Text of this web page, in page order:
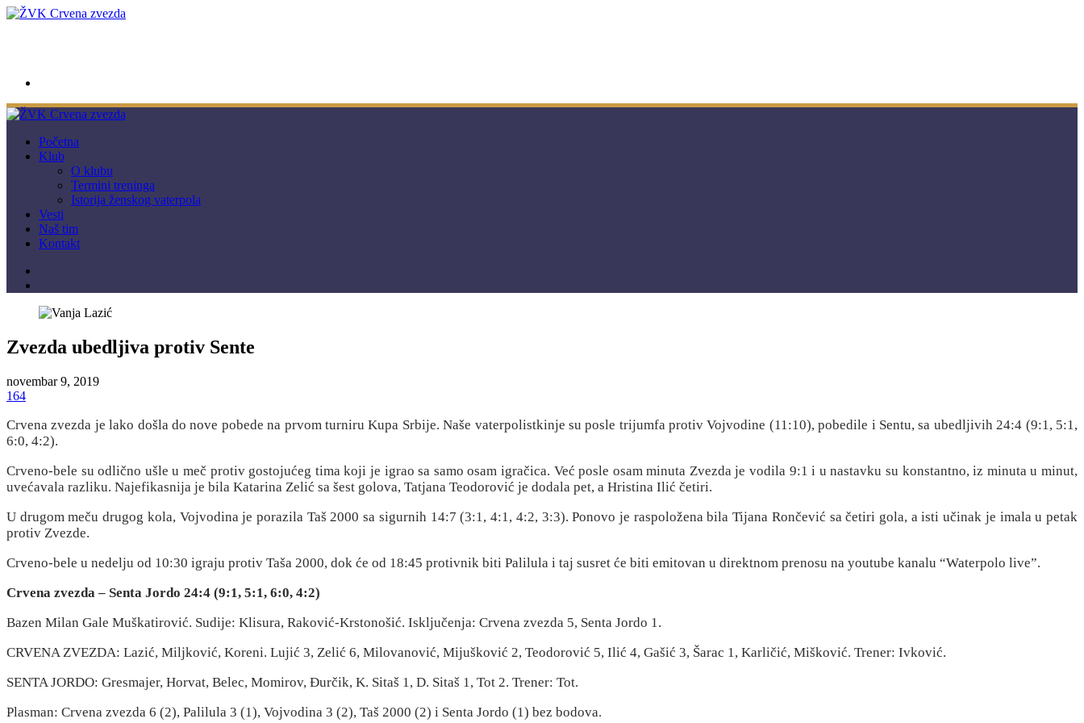
Početna
Klub
O klubu
Termini treninga
Istorija ženskog vaterpola
Vesti
Naš tim
Kontakt
Zvezda ubedljiva protiv Sente
novembar 9, 2019
164
Crvena zvezda je lako došla do nove pobede na prvom turniru Kupa Srbije. Naše vaterpolistkinje su posle trijumfa protiv Vojvodine (11:10), pobedile i Sentu, sa ubedljivih 24:4 (9:1, 5:1,
6:0, 4:2).
Crveno-bele su odlično ušle u meč protiv gostojućeg tima koji je igrao sa samo osam igračica. Već posle osam minuta Zvezda je vodila 9:1 i u nastavku su konstantno, iz minuta u minut,
uvećavala razliku. Najefikasnija je bila Katarina Zelić sa šest golova, Tatjana Teodorović je dodala pet, a Hristina Ilić četiri.
U drugom meču drugog kola, Vojvodina je porazila Taš 2000 sa sigurnih 14:7 (3:1, 4:1, 4:2, 3:3). Ponovo je raspoložena bila Tijana Rončević sa četiri gola, a isti učinak je imala u petak
protiv Zvezde.
Crveno-bele u nedelju od 10:30 igraju protiv Taša 2000, dok će od 18:45 protivnik biti Palilula i taj susret će biti emitovan u direktnom prenosu na youtube kanalu “Waterpolo live”.
Crvena zvezda – Senta Jordo 24:4 (9:1, 5:1, 6:0, 4:2)
Bazen Milan Gale Muškatirović. Sudije: Klisura, Raković-Krstonošić. Isključenja: Crvena zvezda 5, Senta Jordo 1.
CRVENA ZVEZDA: Lazić, Miljković, Koreni. Lujić 3, Zelić 6, Milovanović, Mijušković 2, Teodorović 5, Ilić 4, Gašić 3, Šarac 1, Karličić, Mišković. Trener: Ivković.
SENTA JORDO: Gresmajer, Horvat, Belec, Momirov, Đurčik, K. Sitaš 1, D. Sitaš 1, Tot 2. Trener: Tot.
Plasman: Crvena zvezda 6 (2), Palilula 3 (1), Vojvodina 3 (2), Taš 2000 (2) i Senta Jordo (1) bez bodova.